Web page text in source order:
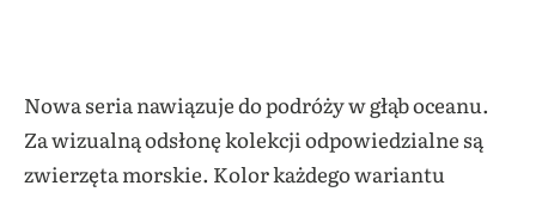
Nowa seria nawiązuje do podróży w głąb oceanu.
Za wizualną odsłonę kolekcji odpowiedzialne są
zwierzęta morskie. Kolor każdego wariantu